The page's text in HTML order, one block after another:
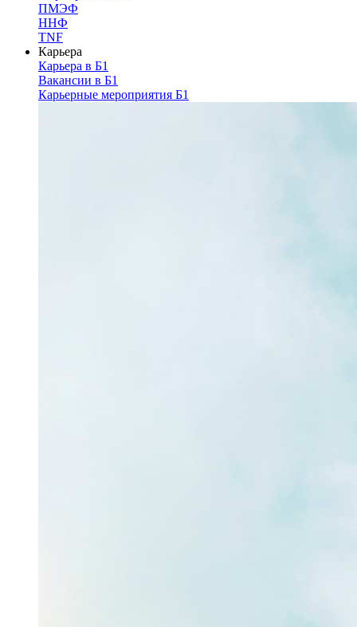
ПМЭФ
ННФ
TNF
Карьера
Карьера в Б1
Вакансии в Б1
Карьерные мероприятия Б1